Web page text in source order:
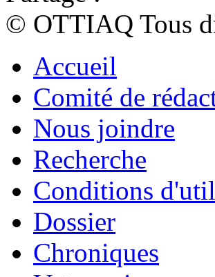
© OTTIAQ Tous
Accueil
Comité de
Nous joindre
Recherche
Conditions
Dossier
Chroniques